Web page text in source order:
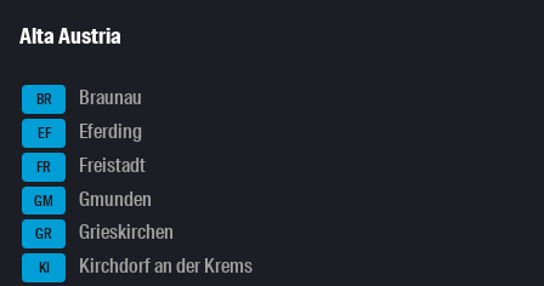
Alta Austria
BR Braunau
EF Eferding
FR Freistadt
GM Gmunden
GR Grieskirchen
KI Kirchdorf an der Krems